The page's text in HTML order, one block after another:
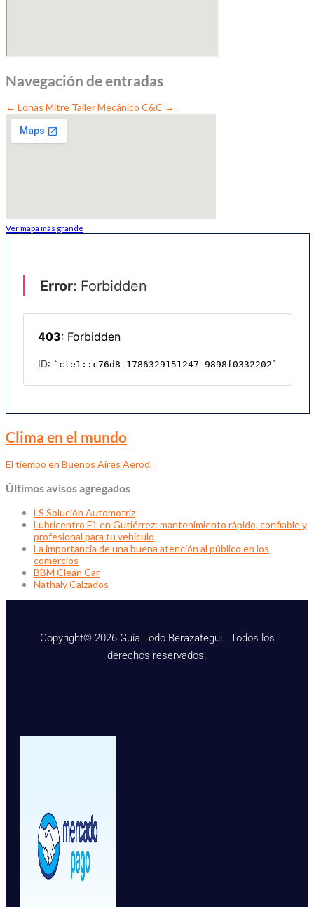
Navegación de entradas
← Lonas Mitre Taller Mecánico C&C →
Ver mapa más grande
Clima en el mundo
El tiempo en Buenos Aires Aerod.
Últimos avisos agregados
LS Solución Automotriz
Lubricentro F1 en Gutiérrez: mantenimiento rápido, confiable y
profesional para tu vehículo
La importancia de una buena atención al público en los
comercios
BBM Clean Car
Nathaly Calzados
Copyright© 2026 Guía Todo Berazategui . Todos los
derechos reservados.